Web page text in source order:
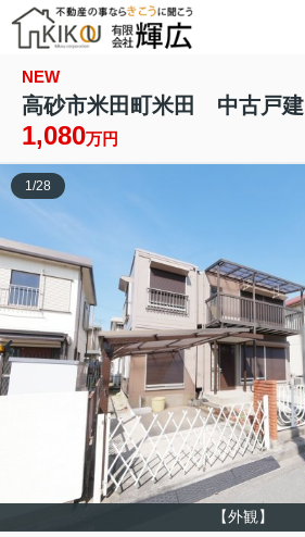
NEW
高砂市米田町米田 中古戸建
1,080万円
【外観】
1/28